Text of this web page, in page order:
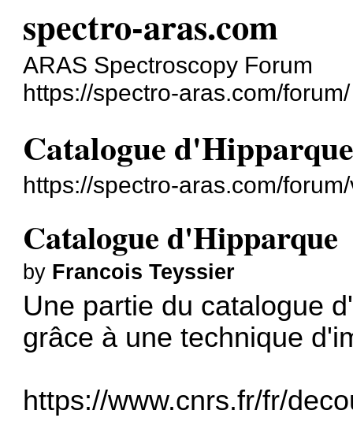
spectro-aras.com
ARAS Spectroscopy Forum
https://spectro-aras.com/forum/
Catalogue
https://spectro-aras.com/
Catalogue d'Hipparque
by Francois Teyssier
Une partie du catalogue
grâce à une technique
https://www.cnrs.fr/fr/